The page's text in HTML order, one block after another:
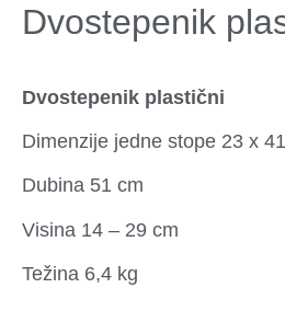
Dvostepenik
Dvostepenik plastični
Dimenzije jedne stope 23 x
Dubina 51 cm
Visina 14 – 29 cm
Težina 6,4 kg